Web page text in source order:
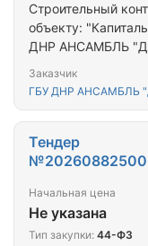
Строительный
объекту:
ДНР АНСАМБЛЬ
Заказчик
ГБУ ДНР АНСАМБЛЬ
Тендер
Начальная цена
Не указана
Тип закупки: 44-ФЗ